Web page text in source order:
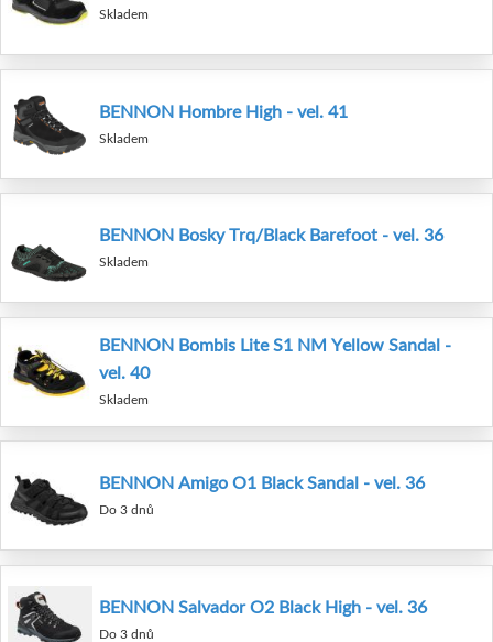
Skladem
BENNON Hombre High - vel. 41
Skladem
BENNON Bosky Trq/Black Barefoot - vel. 36
Skladem
BENNON Bombis Lite S1 NM Yellow Sandal -
vel. 40
Skladem
BENNON Amigo O1 Black Sandal - vel. 36
Do 3 dnů
BENNON Salvador O2 Black High - vel. 36
Do 3 dnů